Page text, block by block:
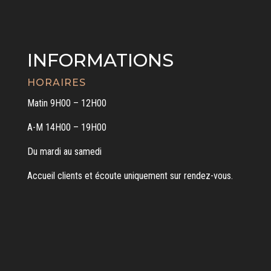
INFORMATIONS
HORAIRES
Matin 9H00 – 12H00
A-M 14H00 – 19H00
Du mardi au samedi
Accueil clients et écoute uniquement sur rendez-vous.